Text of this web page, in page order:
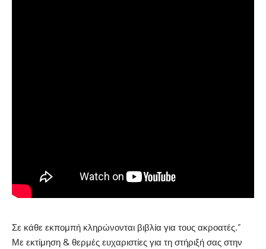
Σε κάθε εκπομπή κληρώνονται βιβλία για τους ακροατές.”
Με εκτίμηση & θερμές ευχαριστίες για τη στήριξή σας στην